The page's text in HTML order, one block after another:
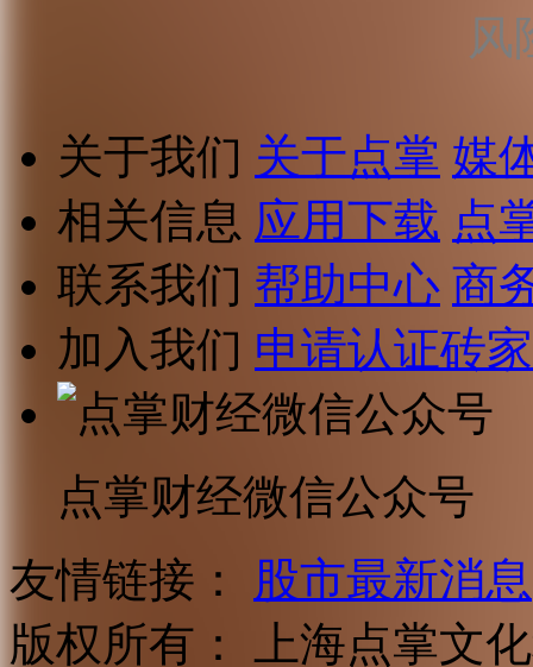
风
关于我们 关于点掌 媒
相关信息 应用下载 点
联系我们 帮助中心 商
加入我们 申请认证砖家
点掌财经微信公众号
友情链接：
股市最新消息
版权所有：
上海点掌文